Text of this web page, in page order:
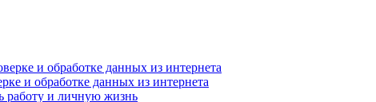
и обработке данных из интернета